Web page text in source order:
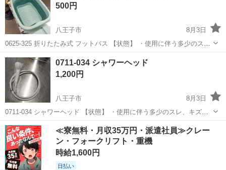
500円
八王子市
8月3日
0625-325 折りたたみ式 フットバス 【状態】 ・使用に伴う多少のス
レ、キズ、落としきれない汚れなどございます ・詳細は現地でご確認
ください ・お値引きは出来かねますのでご了承願います ※中古品のた
め...
東京 八王子市
0711-034 シャワーヘッド
1,200円
八王子市
8月3日
0711-034 シャワーヘッド 【状態】 ・使用に伴う多少のスレ、キズ、
落としきれない汚れなどございます ・詳細は現地でご確認ください ・
お値引きは出来かねますのでご了承願います ※中古品のため、状態に
つ...
東京 八王子市 家庭用品 シャワーヘッド
≪寮無料・月収35万円・派遣社員≫クレー
ン・フォークリフト・重機
時給1,600円
日払い